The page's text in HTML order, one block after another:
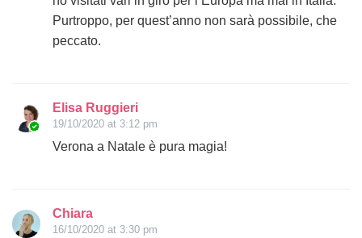
Purtroppo, per quest’anno non sarà possibile, che
peccato.
Elisa Ruggieri
19/10/2020 at 3:12 pm
Verona a Natale è pura magia!
Chiara
16/10/2020 at 3:30 pm